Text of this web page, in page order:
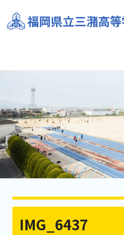
福岡県立三潴高
IMG_6437